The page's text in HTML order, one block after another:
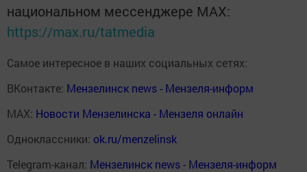
национальном мессенджере MАХ:
https://max.ru/tatmedia
Самое интересное в наших социальных сетях:
ВКонтакте: Мензелинск news - Мензеля-информ
MAX: Новости Мензелинска - Мензеля онлайн
Одноклассники: ok.ru/menzelinsk
Telegram-канал: Мензелинск news - Мензеля-информ